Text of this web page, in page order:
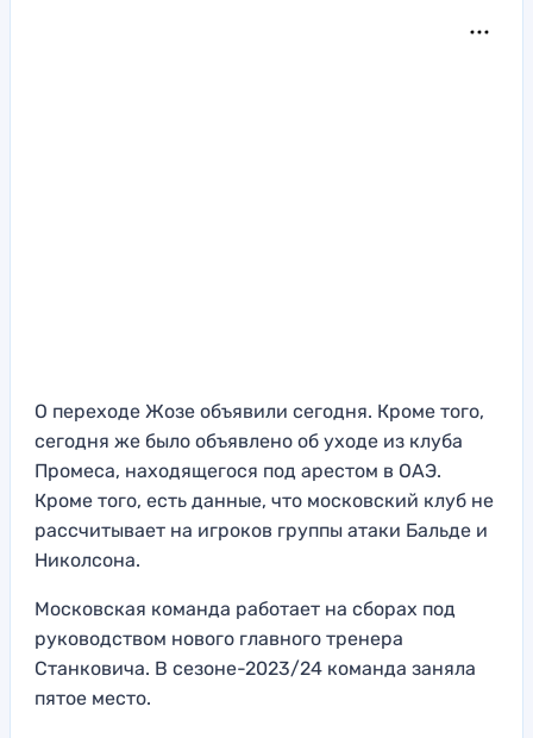
О переходе Жозе объявили сегодня. Кроме того,
сегодня же было объявлено об уходе из клуба
Промеса, находящегося под арестом в ОАЭ.
Кроме того, есть данные, что московский клуб не
рассчитывает на игроков группы атаки Бальде и
Николсона.
Московская команда работает на сборах под
руководством нового главного тренера
Станковича. В сезоне-2023/24 команда заняла
пятое место.